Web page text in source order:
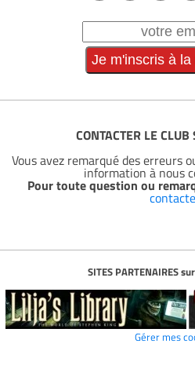
CONTACTER LE
Vous avez remarqué des erreurs
information à nous
Pour toute question ou
SITES PARTENAIRES
Gérer mes